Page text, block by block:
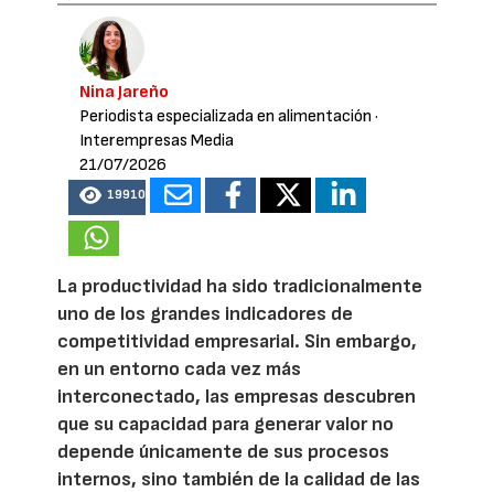
Nina Jareño
Periodista especializada en alimentación ·
Interempresas Media
21/07/2026
19910
La productividad ha sido tradicionalmente
uno de los grandes indicadores de
competitividad empresarial. Sin embargo,
en un entorno cada vez más
interconectado, las empresas descubren
que su capacidad para generar valor no
depende únicamente de sus procesos
internos, sino también de la calidad de las